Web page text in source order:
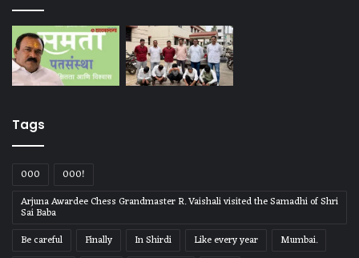
Tags
000
000!
Arjuna Awardee Chess Grandmaster R. Vaishali visited the Samadhi of Shri
Sai Baba
Be careful
Finally In Shirdi Like every year
Mumbai.